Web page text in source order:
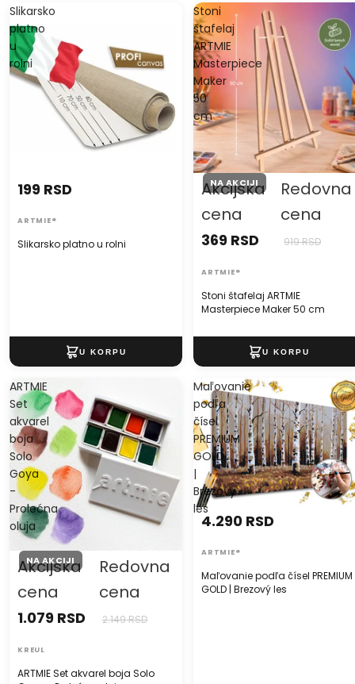
Slikarsko
platno
u
rolni
Slikarsko platno u rolni
199 RSD
ARTMIE®
Stoni
štafelaj
ARTMIE
Masterpiece
Maker
50
cm
NA AKCIJI
Stoni štafelaj ARTMIE
Masterpiece Maker 50 cm
Akcijska
cena
369 RSD
Redovna
cena
919 RSD
ARTMIE®
ARTMIE
Set
akvarel
boja
Solo
Goya
-
Prolećna
oluja
NA AKCIJI
ARTMIE Set akvarel boja Solo
Akcijska
cena
1.079 RSD
Redovna
cena
2.149 RSD
KREUL
Maľovanie
podľa
čísel
PREMIUM
GOLD
|
Brezový
les
Maľovanie podľa čísel PREMIUM
GOLD | Brezový les
4.290 RSD
ARTMIE®